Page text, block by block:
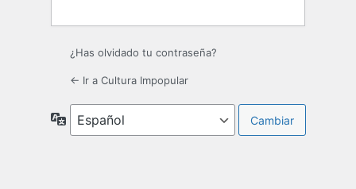
¿Has olvidado tu contraseña?
← Ir a Cultura Impopular
Idioma